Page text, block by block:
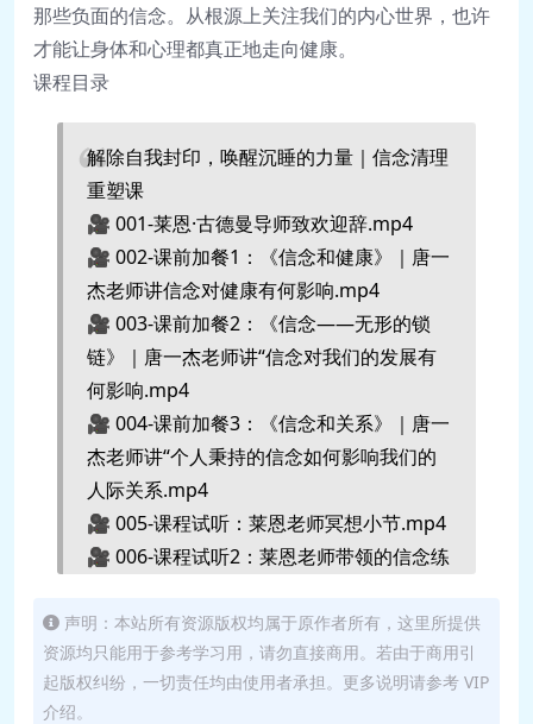
那些负面的信念。从根源上关注我们的内心世界，也许
才能让身体和心理都真正地走向健康。
课程目录
解除自我封印，唤醒沉睡的力量｜信念清理
重塑课
🎥 001-莱恩·古德曼导师致欢迎辞.mp4
🎥 002-课前加餐1：《信念和健康》｜唐一
杰老师讲信念对健康有何影响.mp4
🎥 003-课前加餐2：《信念——无形的锁
链》｜唐一杰老师讲“信念对我们的发展有
何影响.mp4
🎥 004-课前加餐3：《信念和关系》｜唐一
杰老师讲“个人秉持的信念如何影响我们的
人际关系.mp4
🎥 005-课程试听：莱恩老师冥想小节.mp4
🎥 006-课程试听2：莱恩老师带领的信念练
🎥 007-课前加餐4：《信念和金钱》｜唐一
杰老师讲“信念对金钱有何影响.mp4
🎥 08第一课：信念如何创造你的感觉和体
声明：本站所有资源版权均属于原作者所有，这里所提供
资源均只能用于参考学习用，请勿直接商用。若由于商用引
起版权纠纷，一切责任均由使用者承担。更多说明请参考 VIP
介绍。